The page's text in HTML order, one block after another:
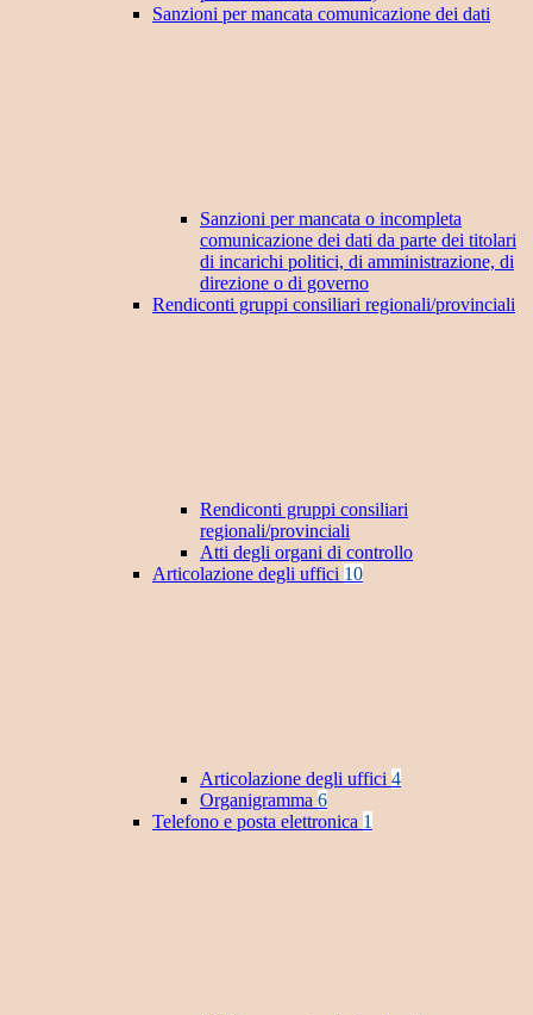
Sanzioni per mancata comunicazione dei dati
Sanzioni per mancata o incompleta
comunicazione dei dati da parte dei titolari
di incarichi politici, di amministrazione, di
direzione o di governo
Rendiconti gruppi consiliari regionali/provinciali
Rendiconti gruppi consiliari
regionali/provinciali
Atti degli organi di controllo
Articolazione degli uffici 10
Articolazione degli uffici 4
Organigramma 6
Telefono e posta elettronica 1